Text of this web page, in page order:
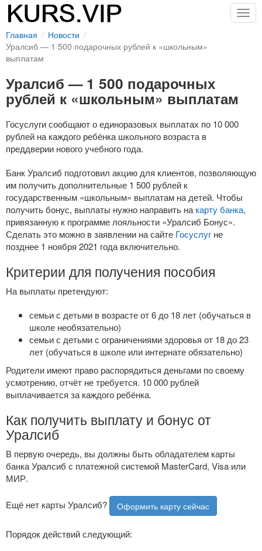
Главная
Новости
Уралсиб — 1 500 подарочных рублей к «школьным»
выплатам
Уралсиб — 1 500 подарочных
рублей к «школьным» выплатам
Госуслуги сообщают о единоразовых выплатах по 10 000
рублей на каждого ребёнка школьного возраста в
преддверии нового учебного года.
Банк Уралсиб подготовил акцию для клиентов, позволяющую
им получить дополнительные 1 500 рублей к
государственным «школьным» выплатам на детей. Чтобы
получить бонус, выплаты нужно направить на карту банка,
привязанную к программе лояльности «Уралсиб Бонус».
Сделать это можно в заявлении на сайте Госуслуг не
позднее 1 ноября 2021 года включительно.
Критерии для получения пособия
На выплаты претендуют:
семьи с детьми в возрасте от 6 до 18 лет (обучаться в
школе необязательно)
семьи с детьми с ограничениями здоровья от 18 до 23
лет (обучаться в школе или интернате обязательно)
Родители имеют право распорядиться деньгами по своему
усмотрению, отчёт не требуется. 10 000 рублей
выплачивается за каждого ребёнка.
Как получить выплату и бонус от
Уралсиб
В первую очередь, вы должны быть обладателем карты
банка Уралсиб с платежной системой MasterCard, Visa или
МИР.
Ещё нет карты Уралсиб? Оформить карту сейчас
Порядок действий следующий: